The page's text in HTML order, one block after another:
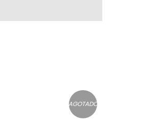
AGOTADO